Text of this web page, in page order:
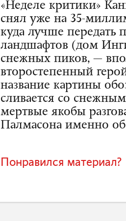
«Неделе критики»
снял уже на 35-
куда лучше передать
ландшафтов (дом
снежных пиков, —
второстепенный
название картины
сливается со
мертвые якобы
Палмасона именно
Понравился